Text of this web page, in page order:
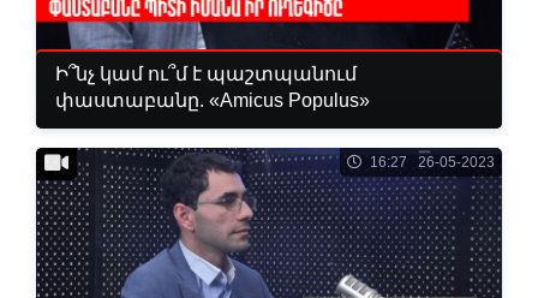
Ի՞նչ կամ ու՞մ է պաշտպանում
փաստաբանը. «Amicus Populus»
16:27 26-05-2023